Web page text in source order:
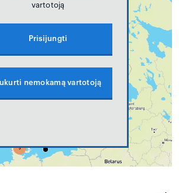
vartotoją
Prisijungti
nemokamą vartotoją